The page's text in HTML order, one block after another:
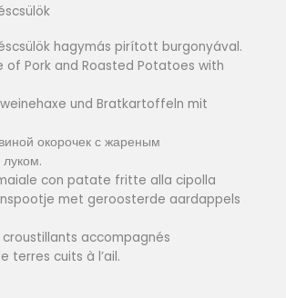
hagymás pirított burgonyával.
of Pork and Roasted Potatoes with
und Bratkartoffeln mit
окорочек с жареным
con patate fritte alla cipolla
met geroosterde aardappels
accompagnés
terres cuits à l’ail.